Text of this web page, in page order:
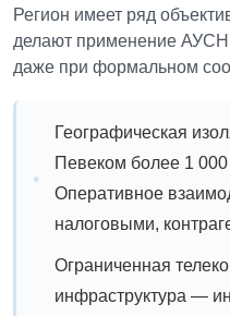
Регион имеет ряд
делают применение
даже при формальном
Географическая
Певеком более 1
Оперативное
налоговыми,
Ограниченная
инфраструктура —